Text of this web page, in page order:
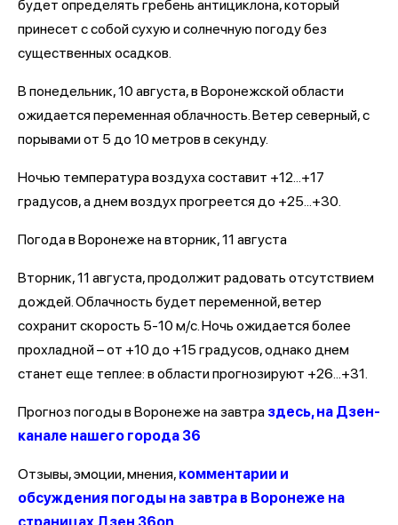
будет определять гребень антициклона, который
принесет с собой сухую и солнечную погоду без
существенных осадков.
В понедельник, 10 августа, в Воронежской области
ожидается переменная облачность. Ветер северный, с
порывами от 5 до 10 метров в секунду.
Ночью температура воздуха составит +12...+17
градусов, а днем воздух прогреется до +25...+30.
Погода в Воронеже на вторник, 11 августа
Вторник, 11 августа, продолжит радовать отсутствием
дождей. Облачность будет переменной, ветер
сохранит скорость 5-10 м/с. Ночь ожидается более
прохладной – от +10 до +15 градусов, однако днем
станет еще теплее: в области прогнозируют +26...+31.
Прогноз погоды в Воронеже на завтра здесь, на Дзен-
канале нашего города 36
Отзывы, эмоции, мнения, комментарии и
обсуждения погоды на завтра в Воронеже на
страницах Дзен 36on